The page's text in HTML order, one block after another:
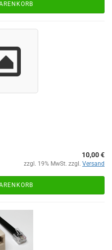
10,00 €
zzgl. 19% MwSt. zzgl. Versand